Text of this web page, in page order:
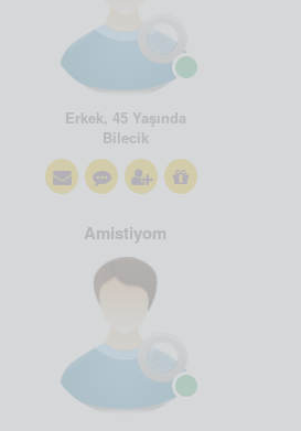
Erkek, 45 Yaşında
Bilecik
Amistiyom